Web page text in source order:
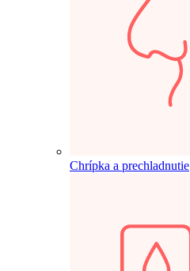
Chrípka a prechladnutie